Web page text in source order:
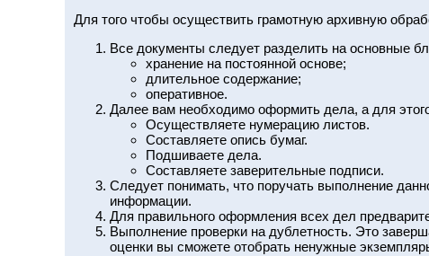
Для того чтобы осуществить грамотную архивную
Все документы следует разделить на основные
хранение на постоянной основе;
длительное содержание;
оперативное.
Далее вам необходимо оформить дела, а для
Осуществляете нумерацию листов.
Составляете опись бумаг.
Подшиваете дела.
Составляете заверительные подписи.
Следует понимать, что поручать выполнение
информации.
Для правильного оформления всех дел
Выполнение проверки на дублетность. Это
оценки вы сможете отобрать ненужные